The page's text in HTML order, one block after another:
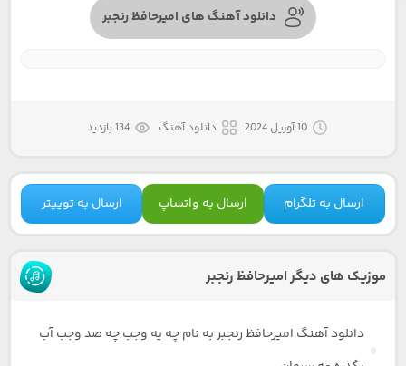
دانلود آهنگ های امیرحافظ رنجبر
10 آوریل 2024 دانلود آهنگ 134 بازدید
ارسال به تلگرام ارسال به واتساپ ارسال به توییتر
موزیک های دیگر امیرحافظ رنجبر
دانلود آهنگ امیرحافظ رنجبر به نام چه یه وجب چه صد وجب آب